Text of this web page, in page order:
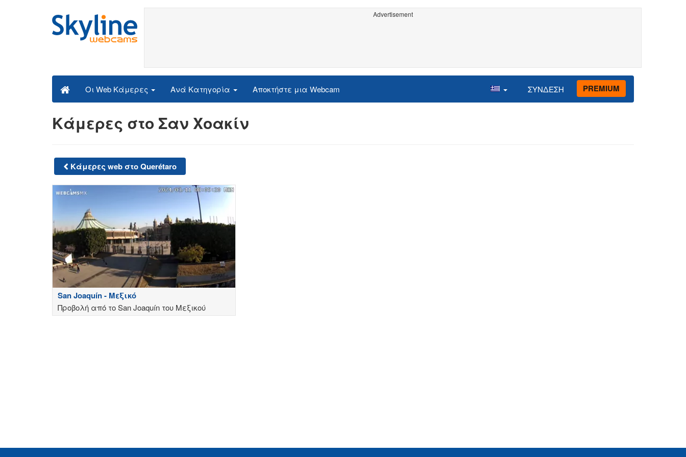
Advertisement
Οι Web Κάμερες Ανά Κατηγορία Αποκτήστε μια Webcam ΣΥΝΔΕΣΗ PREMIUM
Κάμερες στο Σαν Χοακίν
Κάμερες web στο Querétaro
San Joaquín - Μεξικό
Προβολή από το San Joaquín του Μεξικού